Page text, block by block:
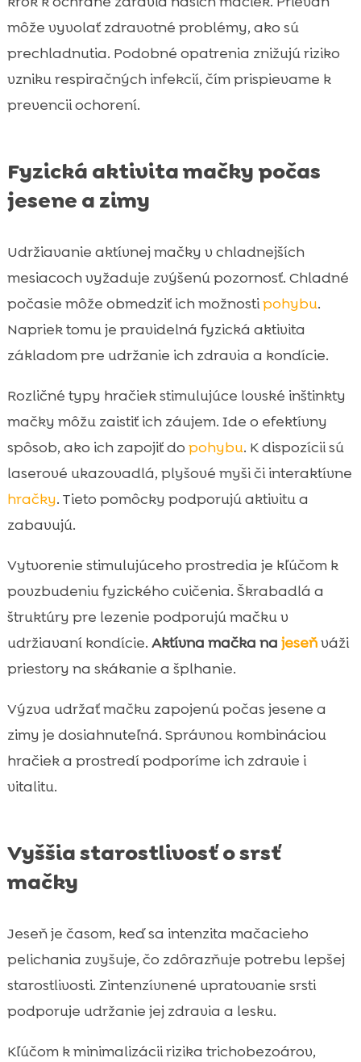
môže vyvolať zdravotné problémy, ako sú
prechladnutia. Podobné opatrenia znižujú riziko
vzniku respiračných infekcií, čím prispievame k
prevencii ochorení.
Fyzická aktivita mačky počas
jesene a zimy
Udržiavanie aktívnej mačky v chladnejších
mesiacoch vyžaduje zvýšenú pozornosť. Chladné
počasie môže obmedziť ich možnostipohybu.
Napriek tomu je pravidelná fyzická aktivita
základom pre udržanie ich zdravia a kondície.
Rozličné typy hračiek stimulujúce lovské inštinkty
mačky môžu zaistiť ich záujem. Ide o efektívny
spôsob, ako ich zapojiť do pohybu. K dispozícii sú
laserové ukazovadlá, plyšové myši či interaktívne
hračky. Tieto pomôcky podporujú aktivitu a
zabavujú.
Vytvorenie stimulujúceho prostredia je kľúčom k
povzbudeniu fyzického cvičenia. Škrabadlá a
štruktúry pre lezenie podporujú mačku v
udržiavaní kondície. Aktívna mačka na jeseňváži
priestory na skákanie a šplhanie.
Výzva udržať mačku zapojenú počas jesene a
zimy je dosiahnuteľná. Správnou kombináciou
hračiek a prostredí podporíme ich zdravie i
vitalitu.
Vyššia starostlivosť o srsť
mačky
Jeseň je časom, keď sa intenzita mačacieho
pelichania zvyšuje, čo zdôrazňuje potrebu lepšej
starostlivosti. Zintenzívnené upratovanie srsti
podporuje udržanie jej zdravia a lesku.
Kľúčom k minimalizácii rizika trichobezoárov,